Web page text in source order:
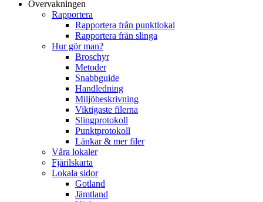
Övervakningen
Rapportera
Rapportera från punktlokal
Rapportera från slinga
Hur gör man?
Broschyr
Metoder
Snabbguide
Handledning
Miljöbeskrivning
Viktigaste filerna
Slingprotokoll
Punktprotokoll
Länkar & mer filer
Våra lokaler
Fjärilskarta
Lokala sidor
Gotland
Jämtland